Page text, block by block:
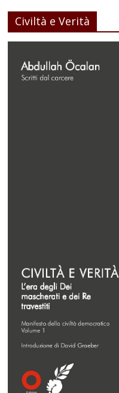
Civiltà e Verità